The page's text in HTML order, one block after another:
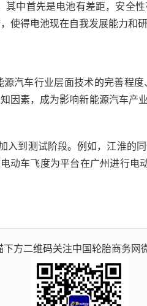
中首先是电池有差距，安全性
使得电池现在自我发展能力和研
车行业层面技术的完善程度
因素，成为影响新能源汽车产
到测试阶段。例如，江淮的
动车飞度为平台在广州进行电
方二维码关注中国轮胎商务网